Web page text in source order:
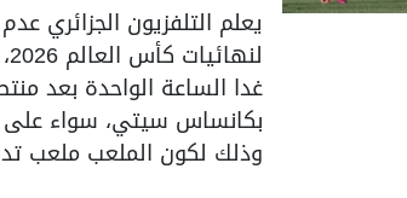
يعلم التلفزيون الجزائري
غدا الساعة الواحدة بعد
بكانساس سيتي، سواء على
وذلك لكون الملعب ملعب